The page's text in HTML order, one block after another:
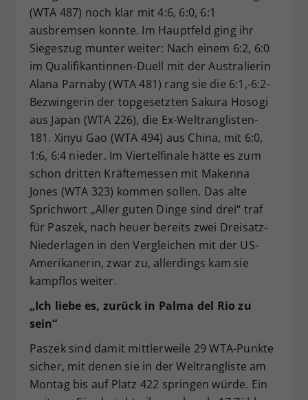
(WTA 487) noch klar mit 4:6, 6:0, 6:1
ausbremsen konnte. Im Hauptfeld ging ihr
Siegeszug munter weiter: Nach einem 6:2, 6:0
im Qualifikantinnen-Duell mit der Australierin
Alana Parnaby (WTA 481) rang sie die 6:1,-6:2-
Bezwingerin der topgesetzten Sakura Hosogi
aus Japan (WTA 226), die Ex-Weltranglisten-
181. Xinyu Gao (WTA 494) aus China, mit 6:0,
1:6, 6:4 nieder. Im Viertelfinale hätte es zum
schon dritten Kräftemessen mit Makenna
Jones (WTA 323) kommen sollen. Das alte
Sprichwort „Aller guten Dinge sind drei“ traf
für Paszek, nach heuer bereits zwei Dreisatz-
Niederlagen in den Vergleichen mit der US-
Amerikanerin, zwar zu, allerdings kam sie
kampflos weiter.
„Ich liebe es, zurück in Palma del Rio zu
sein“
Paszek sind damit mittlerweile 29 WTA-Punkte
sicher, mit denen sie in der Weltrangliste am
Montag bis auf Platz 422 springen würde. Ein